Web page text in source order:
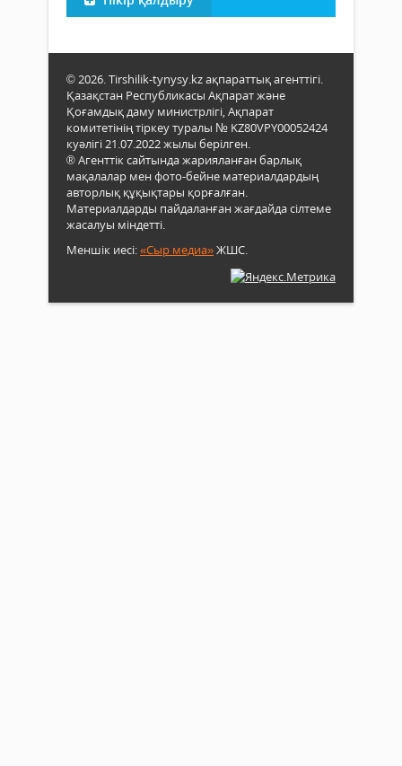
© 2026. Tirshilik-tynysy.kz ақпараттық агенттігі.
Қазақстан Республикасы Ақпарат және
Қоғамдық даму министрлігі, Ақпарат
комитетінің тіркеу туралы № KZ80VPY00052424
куәлігі 21.07.2022 жылы берілген.
® Агенттік сайтында жарияланған барлық
мақалалар мен фото-бейне материалдардың
авторлық құқықтары қорғалған.
Материалдарды пайдаланған жағдайда сілтеме
жасалуы міндетті.
Меншік иесі:«Сыр медиа»ЖШС.